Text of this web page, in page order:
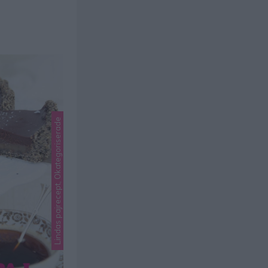
Lindas pajrecept, Okategoriserade